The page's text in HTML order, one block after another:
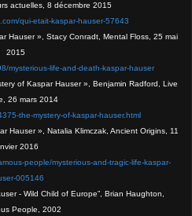
actuelles, 8 décembre 2015
qui-etait-kaspar-hauser-57643
Hauser », Stacy Conradt, Mental Floss, 25 mai
2015
mysterious-life-and-death-kaspar-hauser
of Kaspar Hauser », Benjamin Radford, Live
26 mars 2014
the-mystery-of-kaspar-hauser.html
Hauser », Natalia Klimczak, Ancient Origins, 11
2016
people/mysterious-and-tragic-life-kaspar-
005146
- Wild Child of Europe”, Brian Haughton,
People, 2002